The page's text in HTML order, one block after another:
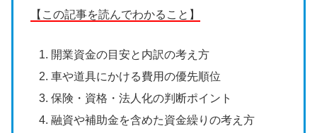
【この記事を読んでわかること】
開業資金の目安と内訳の考え方
車や道具にかける費用の優先順位
保険・資格・法人化の判断ポイント
融資や補助金を含めた資金繰りの考え方